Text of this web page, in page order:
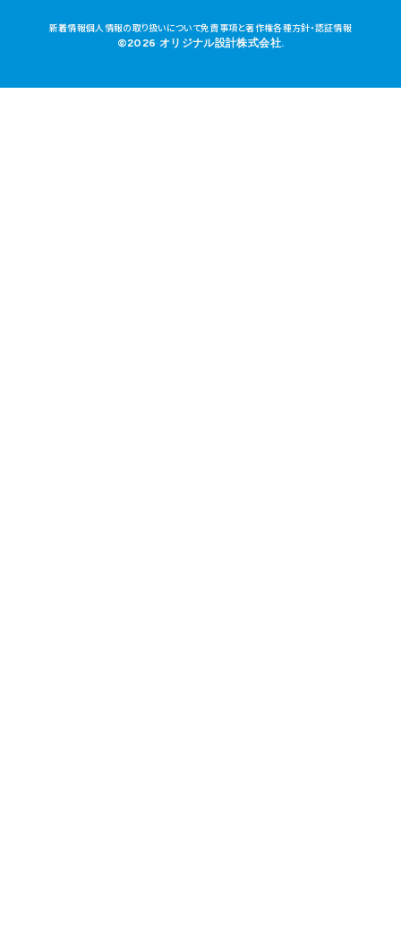
新着情報個人情報の取り扱いについて免責事項と著作権各種方針・認証情報
©2026 オリジナル設計株式会社.